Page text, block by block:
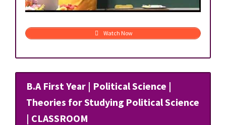
Watch Now
B.A First Year | Political Science |
Theories for Studying Political Science
| CLASSROOM